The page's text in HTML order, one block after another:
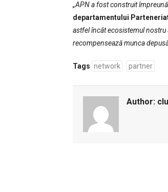
„APN a fost construit
departamentului
astfel încât ecosistemul
recompensează munca
Tags network partner
Author: